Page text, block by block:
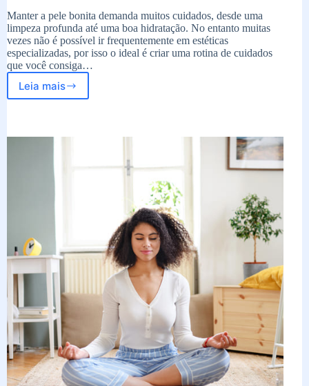
Manter a pele bonita demanda muitos cuidados, desde uma
limpeza profunda até uma boa hidratação. No entanto muitas
vezes não é possível ir frequentemente em estéticas
especializadas, por isso o ideal é criar uma rotina de cuidados
que você consiga…
Leia mais
Como
com